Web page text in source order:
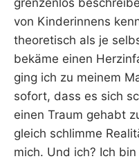
von Kinderinnens
theoretisch als je
bekäme einen
ging ich zu meinem
sofort, dass es sich
einen Traum gehabt
gleich schlimme
mich. Und ich? Ich